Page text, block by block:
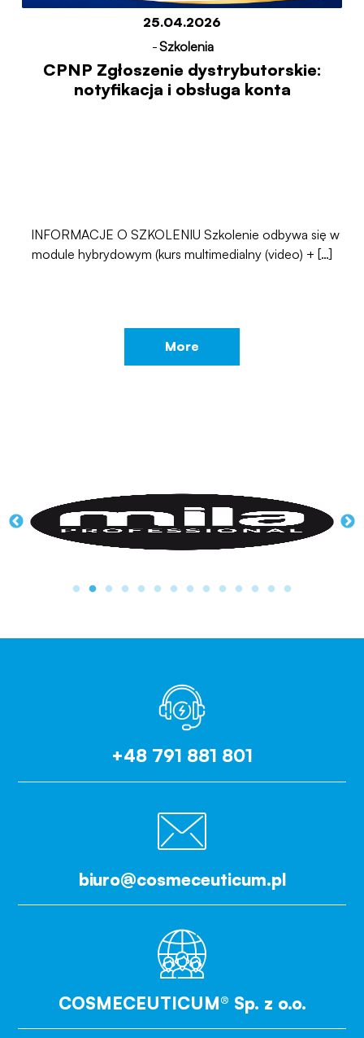
25.04.2026
-Szkolenia
CPNP Zgłoszenie dystrybutorskie:
notyfikacja i obsługa konta
INFORMACJE O SZKOLENIU Szkolenie odbywa się w
module hybrydowym (kurs multimedialny (video) + […]
More
+48 791 881 801
biuro@cosmeceuticum.pl
COSMECEUTICUM® Sp. z o.o.